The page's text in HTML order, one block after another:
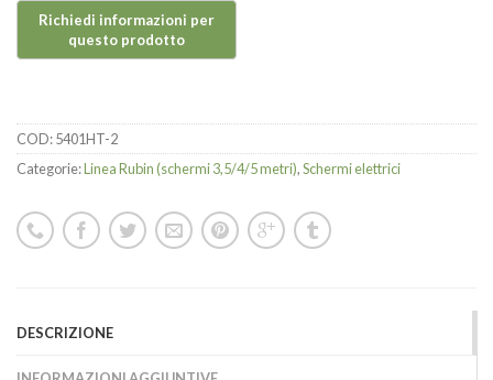
COD:5401HT-2
Categorie:Linea Rubin (schermi 3,5/4/5 metri),Schermi elettrici
DESCRIZIONE